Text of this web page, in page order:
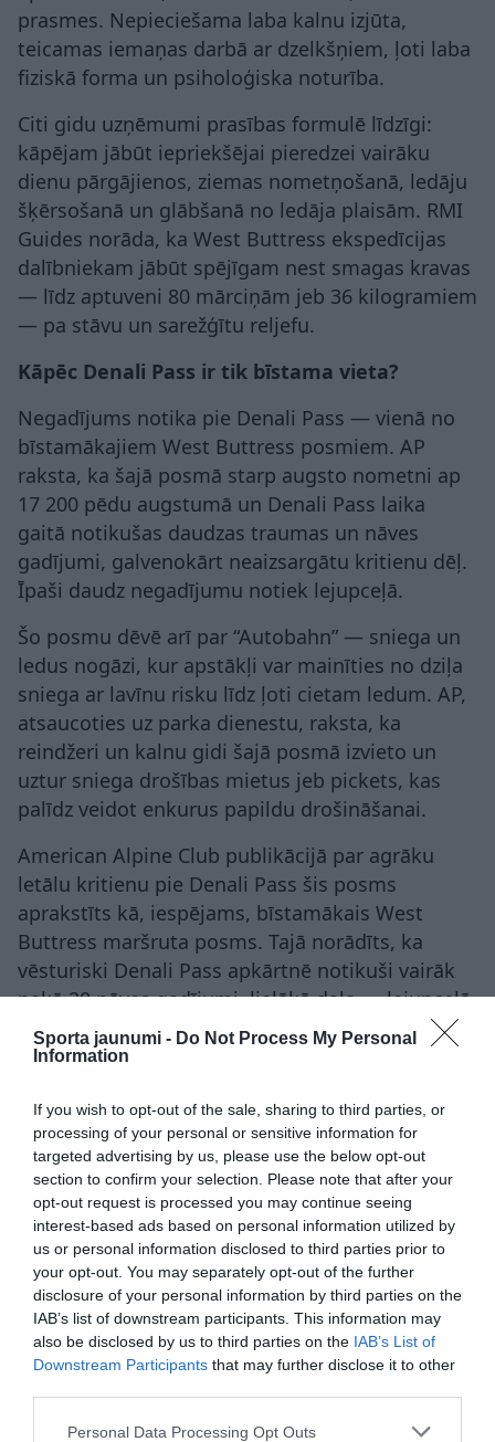
Sporta jaunumi - Do Not Process My Personal
Information
If you wish to opt-out of the sale, sharing to third parties, or
processing of your personal or sensitive information for
targeted advertising by us, please use the below opt-out
section to confirm your selection. Please note that after your
opt-out request is processed you may continue seeing
interest-based ads based on personal information utilized by
us or personal information disclosed to third parties prior to
your opt-out. You may separately opt-out of the further
disclosure of your personal information by third parties on the
IAB’s list of downstream participants. This information may
also be disclosed by us to third parties on the IAB’s List of
Downstream Participants that may further disclose it to other
Please note that this website/app uses one or more Google
Personal Data Processing Opt Outs
prasmes. Nepieciešama laba kalnu izjūta,
teicamas iemaņas darbā ar dzelkšņiem, ļoti laba
fiziskā forma un psiholoģiska noturība.
Citi gidu uzņēmumi prasības formulē līdzīgi:
kāpējam jābūt iepriekšējai pieredzei vairāku
dienu pārgājienos, ziemas nometņošanā, ledāju
šķērsošanā un glābšanā no ledāja plaisām. RMI
Guides norāda, ka West Buttress ekspedīcijas
dalībniekam jābūt spējīgam nest smagas kravas
— līdz aptuveni 80 mārciņām jeb 36 kilogramiem
— pa stāvu un sarežģītu reljefu.
Kāpēc Denali Pass ir tik bīstama vieta?
Negadījums notika pie Denali Pass — vienā no
bīstamākajiem West Buttress posmiem. AP
raksta, ka šajā posmā starp augsto nometni ap
17 200 pēdu augstumā un Denali Pass laika
gaitā notikušas daudzas traumas un nāves
gadījumi, galvenokārt neaizsargātu kritienu dēļ.
Īpaši daudz negadījumu notiek lejupceļā.
Šo posmu dēvē arī par “Autobahn” — sniega un
ledus nogāzi, kur apstākļi var mainīties no dziļa
sniega ar lavīnu risku līdz ļoti cietam ledum. AP,
atsaucoties uz parka dienestu, raksta, ka
reindžeri un kalnu gidi šajā posmā izvieto un
uztur sniega drošības mietus jeb pickets, kas
palīdz veidot enkurus papildu drošināšanai.
American Alpine Club publikācijā par agrāku
letālu kritienu pie Denali Pass šis posms
aprakstīts kā, iespējams, bīstamākais West
Buttress maršruta posms. Tajā norādīts, ka
vēsturiski Denali Pass apkārtnē notikuši vairāk
nekā 20 nāves gadījumi, lielākā daļa — lejupceļā,
kad kāpēji pēc augšējās daļas ir noguruši un var
nenovērtēt reljefa nopietnību.
Vai Denali jau agrāk ir prasījis dzīvības?
Jā. AP, atsaucoties uz parka statistiku, raksta, ka
Denali vēsturē bojā gājuši vairāk nekā 130
cilvēki, tostarp divi pērn. 2012. gadā četri
alpīnisti no Japānas gāja bojā, kad sekla lavīna
viņus iegrūda ledāja plaisā.
ASV Nacionālo parku dienests 2024. gadā ziņoja
par solo kāpēja bojāeju West Buttress maršrutā.
NPS toreiz norādīja, ka kopš 1980. gada vismaz
14 alpīnisti gājuši bojā kritienos tieši šajā
bīstamajā West Buttress posmā.